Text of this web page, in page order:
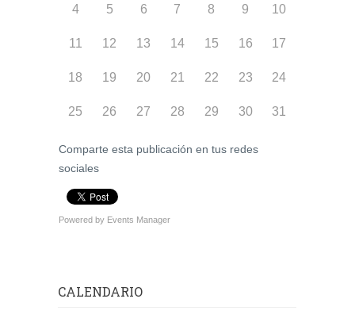
4 5 6 7 8 9 10
11 12 13 14 15 16 17
18 19 20 21 22 23 24
25 26 27 28 29 30 31
Comparte esta publicación en tus redes
sociales
Powered by Events Manager
CALENDARIO